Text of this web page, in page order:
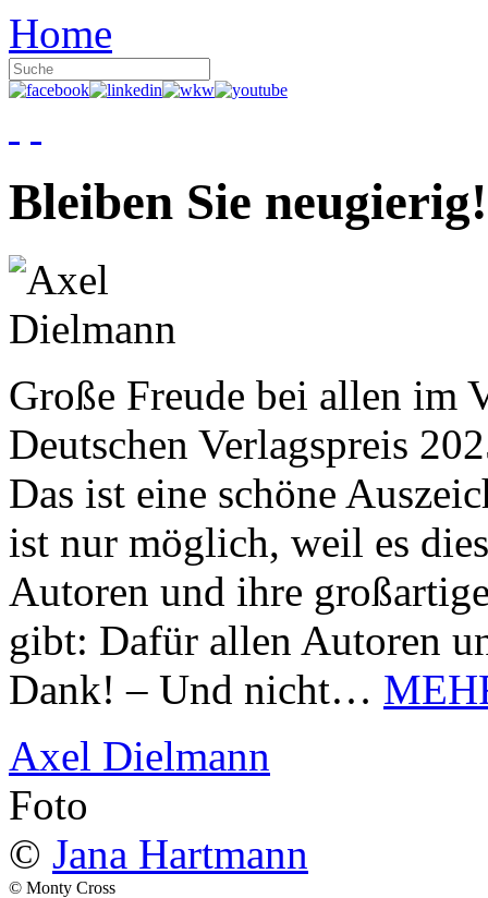
Home
Bleiben Sie neugierig!
Große Freude bei allen im
Deutschen Verlagspreis
Das ist eine schöne
ist nur möglich, weil es
Autoren und ihre
gibt: Dafür allen Autoren
Dank! – Und nicht…
Axel Dielmann
Foto
© Jana Hartmann
© Monty Cross